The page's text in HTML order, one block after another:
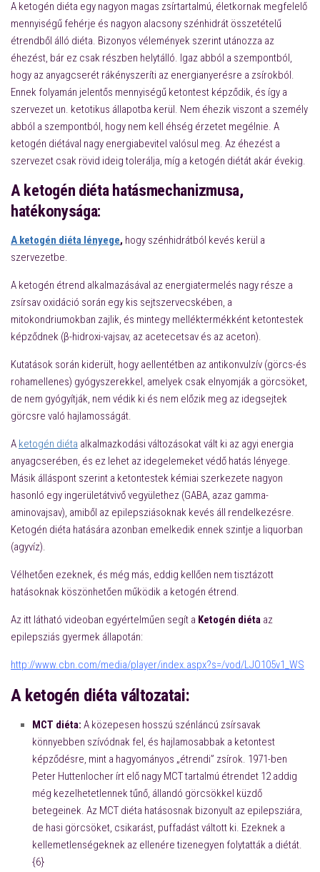
A ketogén diéta egy nagyon magas zsírtartalmú, életkornak megfelelő
mennyiségű fehérje és nagyon alacsony szénhidrát összetételű
étrendből álló diéta. Bizonyos vélemények szerint utánozza az
éhezést, bár ez csak részben helytálló. Igaz abból a szempontból,
hogy az anyagcserét rákényszeríti az energianyerésre a zsírokból.
Ennek folyamán jelentős mennyiségű ketontest képződik, és így a
szervezet un. ketotikus állapotba kerül. Nem éhezik viszont a személy
abból a szempontból, hogy nem kell éhség érzetet megélnie. A
ketogén diétával nagy energiabevitel valósul meg. Az éhezést a
szervezet csak rövid ideig tolerálja, míg a ketogén diétát akár évekig.
A ketogén diéta hatásmechanizmusa,
hatékonysága:
A ketogén diéta lényege, hogy szénhidrátból kevés kerül a
szervezetbe.
A ketogén étrend alkalmazásával az energiatermelés nagy része a
zsírsav oxidáció során egy kis sejtszervecskében, a
mitokondriumokban zajlik, és mintegy melléktermékként ketontestek
képződnek (β-hidroxi-vajsav, az acetecetsav és az aceton).
Kutatások során kiderült, hogy aellentétben az antikonvulzív (görcs-és
rohamellenes) gyógyszerekkel, amelyek csak elnyomják a görcsöket,
de nem gyógyítják, nem védik ki és nem előzik meg az idegsejtek
görcsre való hajlamosságát.
A ketogén diéta alkalmazkodási változásokat vált ki az agyi energia
anyagcserében, és ez lehet az idegelemeket védő hatás lényege.
Másik álláspont szerint a ketontestek kémiai szerkezete nagyon
hasonló egy ingerületátvivő vegyülethez (GABA, azaz gamma-
aminovajsav), amiből az epilepsziásoknak kevés áll rendelkezésre.
Ketogén diéta hatására azonban emelkedik ennek szintje a liquorban
(agyvíz).
Vélhetően ezeknek, és még más, eddig kellően nem tisztázott
hatásoknak köszönhetően működik a ketogén étrend.
Az itt látható videoban egyértelműen segít a Ketogén diéta az
epilepsziás gyermek állapotán:
http://www.cbn.com/media/player/index.aspx?s=/vod/LJO105v1_WS
A ketogén diéta változatai:
MCT diéta: A közepesen hosszú szénláncú zsírsavak
könnyebben szívódnak fel, és hajlamosabbak a ketontest
képződésre, mint a hagyományos „étrendi” zsírok. 1971-ben
Peter Huttenlocher írt elő nagy MCT tartalmú étrendet 12 addig
még kezelhetetlennek tűnő, állandó görcsökkel küzdő
betegeinek. Az MCT diéta hatásosnak bizonyult az epilepsziára,
de hasi görcsöket, csikarást, puffadást váltott ki. Ezeknek a
kellemetlenségeknek az ellenére tizenegyen folytatták a diétát.
{6}